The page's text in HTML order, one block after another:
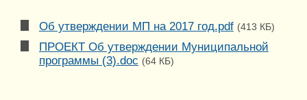
Об утверждении МП на 2017 год.pdf (413 КБ)
ПРОЕКТ Об утверждении Муниципальной
программы (3).doc (64 КБ)